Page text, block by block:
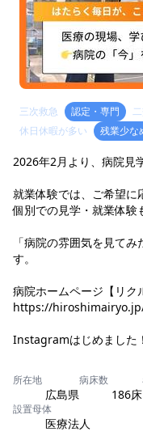
三次救急 認定・専門
休日休暇が多い
残業少な
2026年2月より、病院見
就業体験では、ご希望に
個別での見学・就業体験
「病院の雰囲気を見て
す。
病院ホームページ【リク
https://
Instagramはじめました
所在地
広島県
病床数
186床
設置母体
医療法人